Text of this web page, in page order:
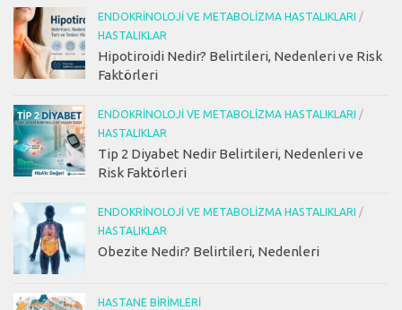
ENDOKRINOLOJI VE METABOLIZMA HASTALIKLARI
/
HASTALIKLAR
Hipotiroidi Nedir? Belirtileri, Nedenleri ve Risk
Faktörleri
ENDOKRINOLOJI VE METABOLIZMA HASTALIKLARI
/
HASTALIKLAR
Tip 2 Diyabet Nedir Belirtileri, Nedenleri ve
Risk Faktörleri
ENDOKRINOLOJI VE METABOLIZMA HASTALIKLARI
/
HASTALIKLAR
Obezite Nedir? Belirtileri, Nedenleri
HASTANE BIRIMLERI